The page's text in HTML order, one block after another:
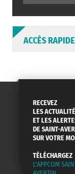
ACCÈS
ANNUAIRE
HORAIRES
CONSEILS
RECEVEZ
LES
ET LES
DE SAINT-
SUR VOTRE
TÉLÉCHARGEZ
L'APPCOM